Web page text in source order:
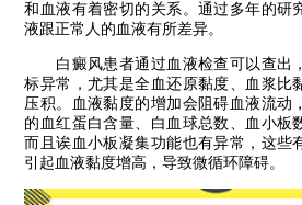
和血液有着密切的关系。通过多年的研
液跟正常人的血液有所差异。
白癜风患者通过血液检查可以查出
标异常，尤其是全血还原黏度、血浆比
压积。血液黏度的增加会阻碍血液流动
的血红蛋白含量、白血球总数、血小板
而且诶血小板凝集功能也有异常，这些
引起血液黏度增高，导致微循环障碍。